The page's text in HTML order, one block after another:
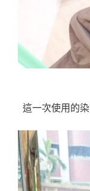
這一次使用的